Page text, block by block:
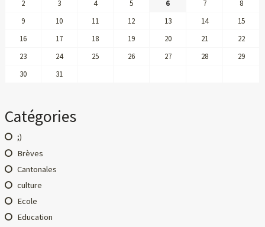
2 3 4 5 6 7
8
9
10 11 12 13 14
15
16
17 18 19 20 21
22
23
24 25 26 27 28
29
30
31
Catégories
;)
Brèves
Cantonales
culture
Ecole
Education